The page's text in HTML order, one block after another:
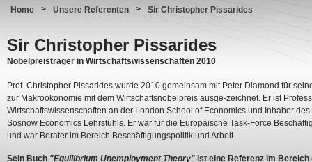
Home > Unsere Referenten > Sir Christopher Pissarides
Sir Christopher Pissarides
Nobelpreisträger in Wirtschaftswissenschaften 2010
Prof. Christopher Pissarides wurde 2010 gemeinsam mit Peter Diamond für
zur Makroökonomie mit dem Wirtschaftsnobelpreis ausge-zeichnet. Er ist
Wirtschaftswissenschaften an der London School of Economics und Inhaber
Sosnow Economics Lehrstuhls. Er war für die Europäische Task-Force
und war Berater im Bereich Beschäftigungspolitik und Arbeit.
Sein Buch "Equilibrium Unemployment Theory" ist eine Referenz im Bereich